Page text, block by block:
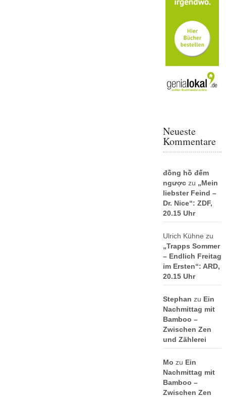
Neueste
Kommentare
đồng hồ đếm
ngượczu „Mein
liebster Feind –
Dr. Nice“: ZDF,
20.15 Uhr
Ulrich Kühne zu
„Trapps Sommer
– Endlich Freitag
im Ersten“: ARD,
20.15 Uhr
Stephan zu Ein
Nachmittag mit
Bamboo –
Zwischen Zen
und Zählerei
Mo zu Ein
Nachmittag mit
Bamboo –
Zwischen Zen